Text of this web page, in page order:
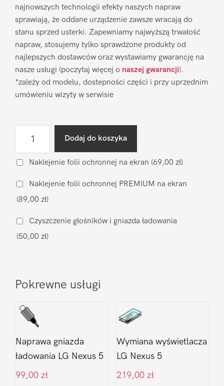
najnowszych technologii efekty naszych napraw
sprawiają, że oddane urządzenie zawsze wracają do
stanu sprzed usterki. Zapewniamy najwyższą trwałość
napraw, stosujemy tylko sprawdzone produkty od
najlepszych dostawców oraz wystawiamy gwarancję na
nasze usługi (poczytaj więcej o naszej gwarancji).
*zależy od modelu, dostepności części i przy uprzednim
umówieniu wizyty w serwisie
mikrofonu
Nexus
5
Dodaj do koszyka
Naklejenie folii ochronnej na ekran (69,00 zł)
Naklejenie folii ochronnej PREMIUM na ekran
(89,00 zł)
Czyszczenie głośników i gniazda ładowania
(50,00 zł)
Pokrewne usługi
Naprawa gniazda
ładowania LG Nexus 5
99,00 zł
Wymiana wyświetlacza
LG Nexus 5
219,00 zł